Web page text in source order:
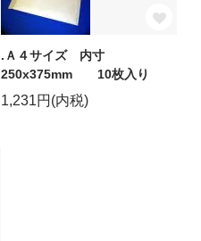
.Ａ４サイズ 内寸
250x375mm 10枚入り
1,231円(内税)